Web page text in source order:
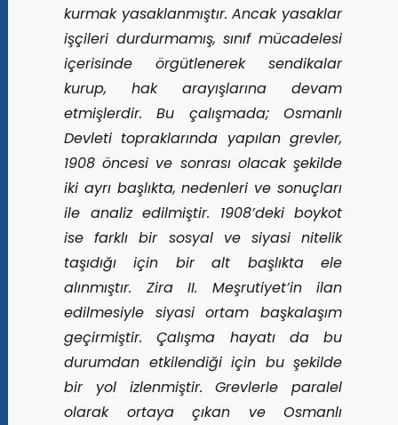
kurmak yasaklanmıştır. Ancak yasaklar
işçileri durdurmamış, sınıf mücadelesi
içerisinde örgütlenerek sendikalar
kurup, hak arayışlarına devam
etmişlerdir. Bu çalışmada; Osmanlı
Devleti topraklarında yapılan grevler,
1908 öncesi ve sonrası olacak şekilde
iki ayrı başlıkta, nedenleri ve sonuçları
ile analiz edilmiştir. 1908’deki boykot
ise farklı bir sosyal ve siyasi nitelik
taşıdığı için bir alt başlıkta ele
alınmıştır. Zira II. Meşrutiyet’in ilan
edilmesiyle siyasi ortam başkalaşım
geçirmiştir. Çalışma hayatı da bu
durumdan etkilendiği için bu şekilde
bir yol izlenmiştir. Grevlerle paralel
olarak ortaya çıkan ve Osmanlı